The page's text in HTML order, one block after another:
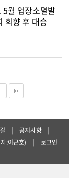
5월 업장소멸발
회향 후 대승
| 공지사항
|
:이근호) |
로그인